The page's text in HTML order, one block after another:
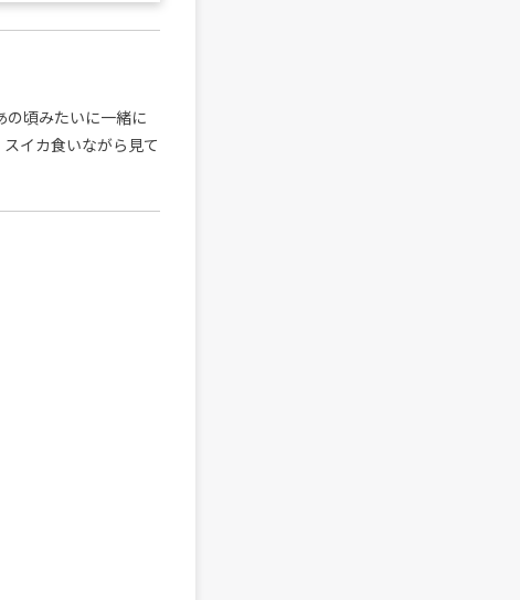
の頃みたいに一緒に
イカ食いながら見て